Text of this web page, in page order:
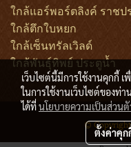
ใกล้แอร์พอร์ตลิงค์ ราชป
ใกล้ตึกใบหยก
ใกล้เซ็นทรัลเวิลด์
ใกล้พันธุ์ทิพย์ ประตูน้ำ
©
เว็บไซต์นี้มีการใช้งานคุกกี้
ในการใช้งานเว็บไซต์ของท่
ได้ที่นโยบายความเป็นส่วน
ตั้งค่าคุก